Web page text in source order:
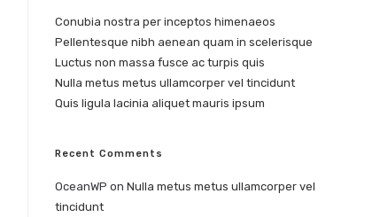
Conubia nostra per inceptos himenaeos
Pellentesque nibh aenean quam in scelerisque
Luctus non massa fusce ac turpis quis
Nulla metus metus ullamcorper vel tincidunt
Quis ligula lacinia aliquet mauris ipsum
Recent Comments
OceanWP onNulla metus metus ullamcorper vel
tincidunt